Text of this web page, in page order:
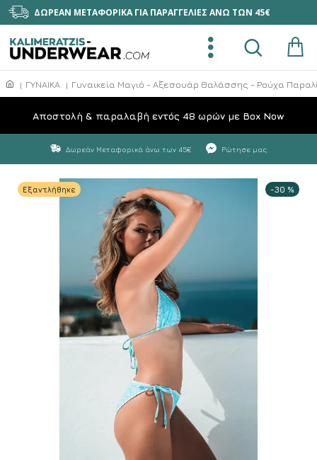
ΔΩΡΕΑΝ ΜΕΤΑΦΟΡΙΚΑ ΓΙΑ ΠΑΡΑΓΓΕΛΙΕΣ ΑΝΩ ΤΩΝ 45€
ΓΥΝΑΙΚΑ Γυναικεία Μαγιό - Αξεσουάρ Θαλάσσης - Ρούχα
Aποστολή & παραλαβή εντός 48 ωρών με Box Now
Δωρεάν Μεταφορικά άνω των 45€ Ρώτησε μας
-30 %
Εξαντλήθηκε